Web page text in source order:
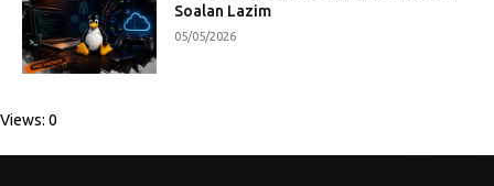
Soalan Lazim
05/05/2026
Views: 0